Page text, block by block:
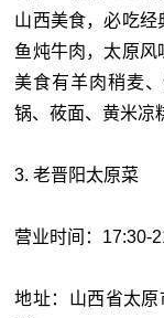
山西美食，必吃经
鱼炖牛肉，太原
美食有羊肉稍麦
锅、莜面、黄米凉
3. 老晋阳太原菜
营业时间：17:30-
地址：山西省太